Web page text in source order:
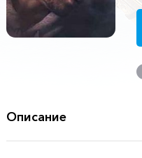
Описание